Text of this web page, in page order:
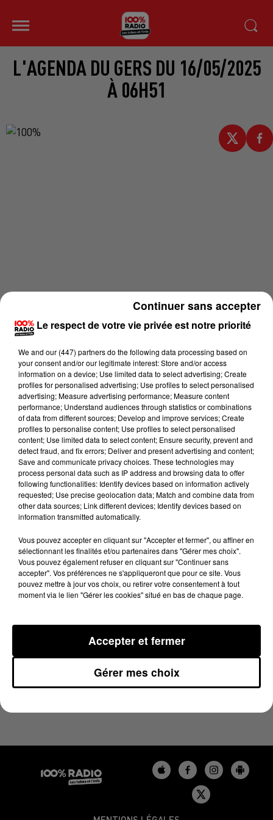
L'AGENDA DU GERS DU 16/05/2025
À 06H51
Lecture (1 min 14 sec)
100%
16 mai 2025 - 1 min 14 sec
L'AGENDA DU GERS DU 16/05/2025 À 06H51
Le respect de votre vie privée est notre priorité
We and our (447) partnersdo the following data processing based on
your consent and/or our legitimate interest: Store and/or access
information on a device; Use limited data to select advertising; Create
profiles for personalised advertising; Use profiles to select personalised
advertising; Measure advertising performance; Measure content
performance; Understand audiences through statistics or combinations
of data from different sources; Develop and improve services; Create
profiles to personalise content; Use profiles to select personalised
content; Use limited data to select content; Ensure security, prevent and
detect fraud, and fix errors; Deliver and present advertising and content;
Save and communicate privacy choices. These technologies may
process personal data such as IP address and browsing data to offer
following functionalities: Identify devices based on information actively
requested; Use precise geolocation data; Match and combine data from
other data sources; Link different devices; Identify devices based on
information transmitted automatically.
Vous pouvez accepter en cliquant sur "Accepter et fermer", ou affiner en
sélectionnant les finalités et/ou partenaires dans "Gérer mes choix".
Vous pouvez également refuser en cliquant sur "Continuer sans
accepter". Vos préférences ne s'appliqueront que pour ce site. Vous
pouvez mettre à jour vos choix, ou retirer votre consentement à tout
moment via le lien "Gérer les cookies" situé en bas de chaque page.
Gérer mes choix
Accepter et fermer
Continuer sans accepter